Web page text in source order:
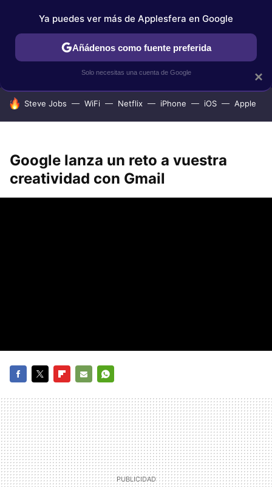
IPHONE TUTORIALES APPLESFERA SELECCIÓN
HOY SE HABLA DE
Steve Jobs WiFi Netflix iPhone iOS Apple
Google lanza un reto a vuestra
creatividad con Gmail
MAIL
×
Ya puedes ver más de Applesfera en Google
Añádenos como fuente preferida
Solo necesitas una cuenta de Google